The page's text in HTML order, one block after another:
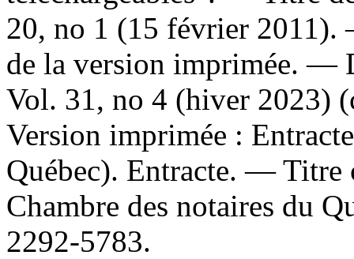
20, no 1 (15 février
de la version imprimée. —
Vol. 31, no 4 (hiver 2023)
Version imprimée :
Québec). Entracte. —Titre
Chambre des notaires du
2292-5783.